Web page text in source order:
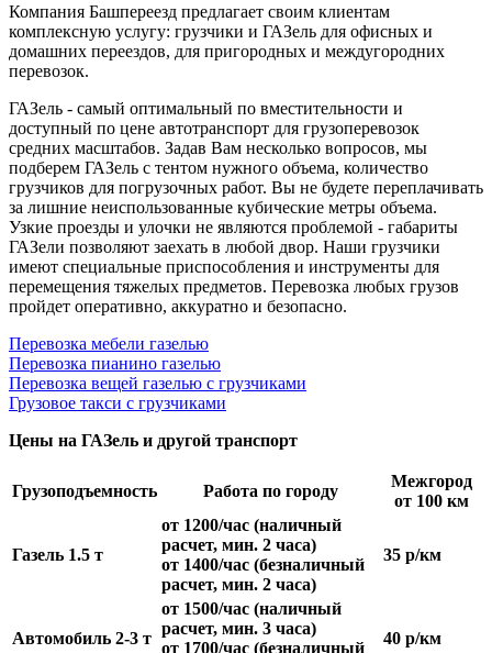
Компания Башпереезд предлагает своим клиентам
комплексную услугу: грузчики и ГАЗель для офисных и
домашних переездов, для пригородных и междугородних
перевозок.
ГАЗель - самый оптимальный по вместительности и
доступный по цене автотранспорт для грузоперевозок
средних масштабов. Задав Вам несколько вопросов, мы
подберем ГАЗель с тентом нужного объема, количество
грузчиков для погрузочных работ. Вы не будете переплачивать
за лишние неиспользованные кубические метры объема.
Узкие проезды и улочки не являются проблемой - габариты
ГАЗели позволяют заехать в любой двор. Наши грузчики
имеют специальные приспособления и инструменты для
перемещения тяжелых предметов. Перевозка любых грузов
пройдет оперативно, аккуратно и безопасно.
Перевозка мебели газелью
Перевозка пианино газелью
Перевозка вещей газелью с грузчиками
Грузовое такси с грузчиками
Цены на ГАЗель и другой транспорт
Грузоподъемность Работа по городу
Межгород
от 100 км
Газель 1.5 т
от 1200/час (наличный
расчет, мин. 2 часа)
от 1400/час (безналичный
расчет, мин. 2 часа)
35 р/км
Автомобиль 2-3 т
от 1500/час (наличный
расчет, мин. 3 часа)
от 1700/час (безналичный
40 р/км